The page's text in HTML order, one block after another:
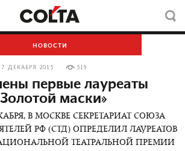
НОВОСТИ
7 ДЕКАБРЯ 2015 519
первые лауреаты
маски»
В МОСКВЕ СЕКРЕТАРИАТ СОЮЗА
РФ (СТД) ОПРЕДЕЛИЛ ЛАУРЕАТОВ
ТЕАТРАЛЬНОЙ ПРЕМИИ